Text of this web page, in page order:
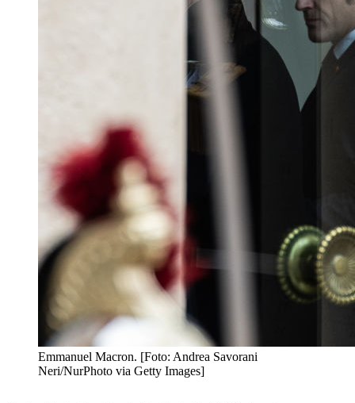
Emmanuel Macron. [Foto: Andrea Savorani
Neri/NurPhoto via Getty Images]